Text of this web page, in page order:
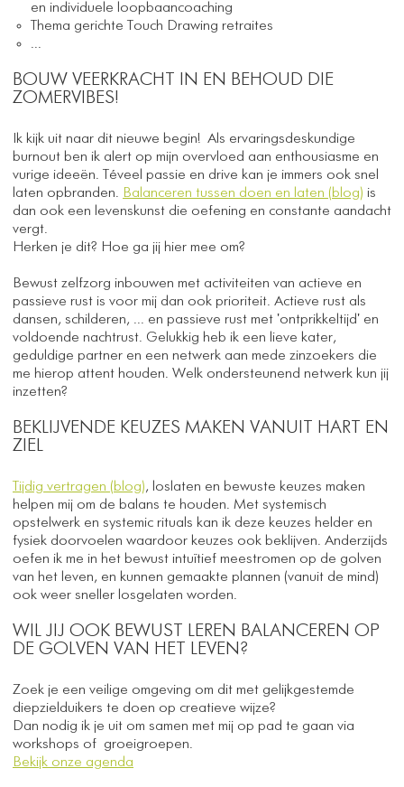
en individuele loopbaancoaching
Thema gerichte Touch Drawing retraites
...
BOUW VEERKRACHT IN EN BEHOUD DIE
ZOMERVIBES!
Ik kijk uit naar dit nieuwe begin! Als ervaringsdeskundige
burnout ben ik alert op mijn overvloed aan enthousiasme en
vurige ideeën. Téveel passie en drive kan je immers ook snel
laten opbranden. Balanceren tussen doen en laten (blog) is
dan ook een levenskunst die oefening en constante aandacht
vergt.
Herken je dit? Hoe ga jij hier mee om?
Bewust zelfzorg inbouwen met activiteiten van actieve en
passieve rust is voor mij dan ook prioriteit. Actieve rust als
dansen, schilderen, ... en passieve rust met 'ontprikkeltijd' en
voldoende nachtrust. Gelukkig heb ik een lieve kater,
geduldige partner en een netwerk aan mede zinzoekers die
me hierop attent houden. Welk ondersteunend netwerk kun jij
inzetten?
BEKLIJVENDE KEUZES MAKEN VANUIT HART EN
ZIEL
Tijdig vertragen (blog), loslaten en bewuste keuzes maken
helpen mij om de balans te houden. Met systemisch
opstelwerk en systemic rituals kan ik deze keuzes helder en
fysiek doorvoelen waardoor keuzes ook beklijven. Anderzijds
oefen ik me in het bewust intuïtief meestromen op de golven
van het leven, en kunnen gemaakte plannen (vanuit de mind)
ook weer sneller losgelaten worden.
WIL JIJ OOK BEWUST LEREN BALANCEREN OP
DE GOLVEN VAN HET LEVEN?
Zoek je een veilige omgeving om dit met gelijkgestemde
diepzielduikers te doen op creatieve wijze?
Dan nodig ik je uit om samen met mij op pad te gaan via
workshops of groeigroepen.
Bekijk onze agenda